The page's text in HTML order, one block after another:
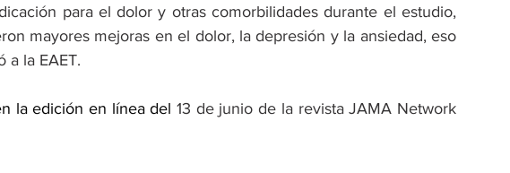
para el dolor y otras comorbilidades durante el estudio,
mayores mejoras en el dolor, la depresión y la ansiedad, eso
a la EAET.
la edición en línea del 13 de junio de la revista JAMA Network